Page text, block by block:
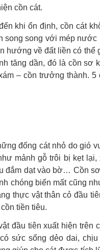
cồn cát.
khi ổn định, cồn cát
song song với mép
hướng về đất liền có thể
tăng dần, đó là cồn sơ
– cồn trưởng thành. 5
đống cát nhỏ do gió
mảnh gỗ trôi bị kẹt
đắm dạt vào bờ… Cồn
chóng biến mất cũng
thực vật thân cỏ đầu
tiền tiêu.
đầu tiên xuất hiện trên
sức sống dẻo dai,